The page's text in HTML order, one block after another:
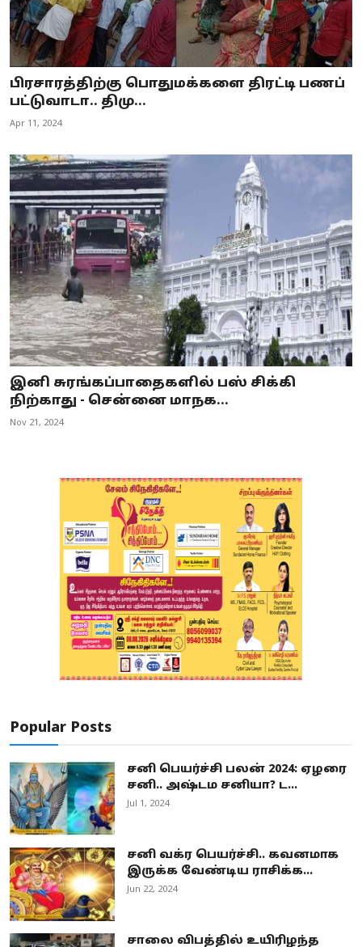
பிரசாரத்திற்கு பொதுமக்களை திரட்டி பணப்
பட்டுவாடா.. திமு...
Apr 11, 2024
இனி சுரங்கப்பாதைகளில் பஸ் சிக்கி
நிற்காது - சென்னை மாநக...
Nov 21, 2024
Popular Posts
சனி பெயர்ச்சி பலன் 2024: ஏழரை
சனி.. அஷ்டம சனியா? ட...
Jul 1, 2024
சனி வக்ர பெயர்ச்சி.. கவனமாக
இருக்க வேண்டிய ராசிக்க...
Jun 22, 2024
சாலை விபத்தில் உயிரிழந்த